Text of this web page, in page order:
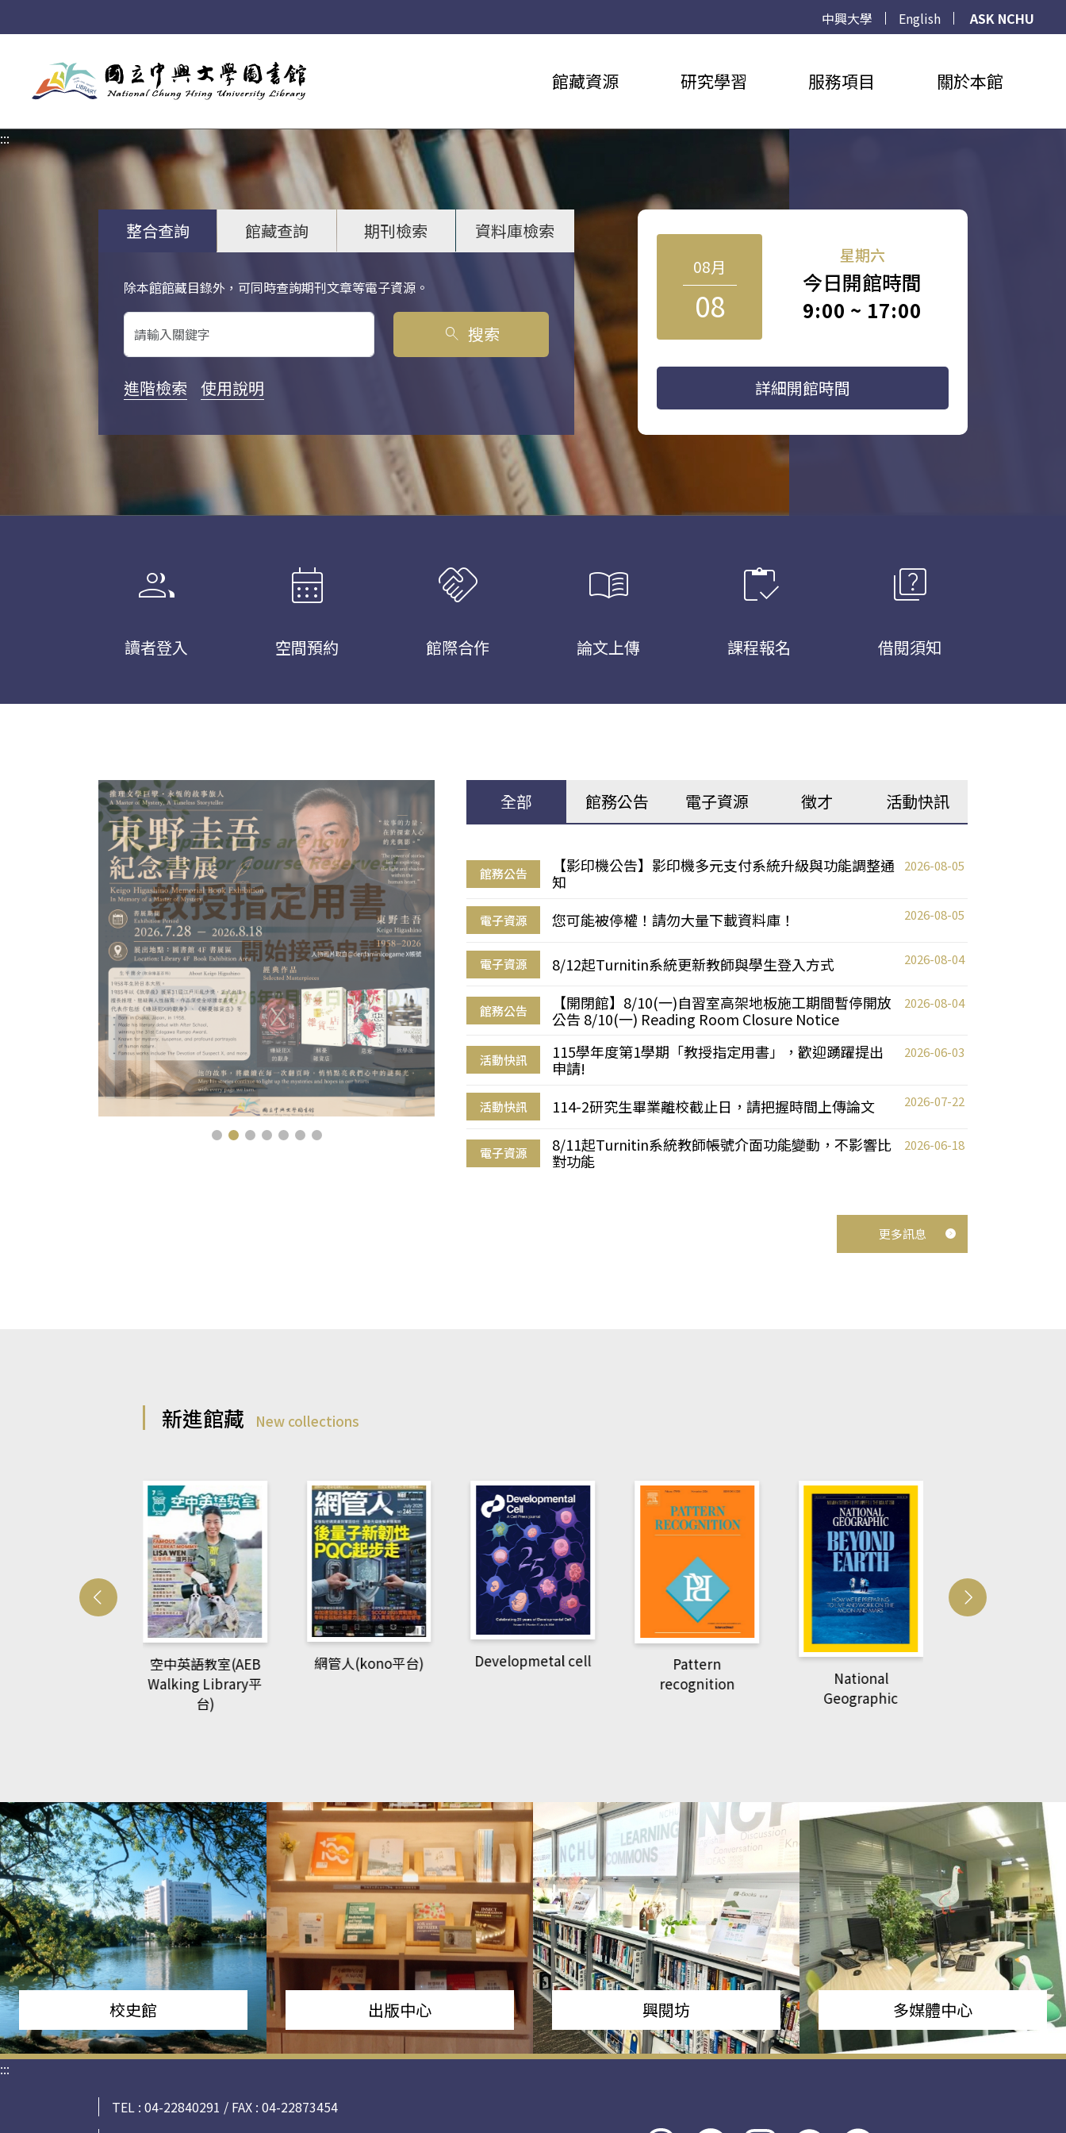
中興大學 English
ASK NCHU
館藏資源 研究學習 服務項目 關於本館
:::
整合查詢 館藏查詢 期刊檢索 資料庫檢索
除本館館藏目錄外，可同時查詢期刊文章等電子資源。
關鍵字搜尋
search 搜索
進階檢索 使用說明
08月
08
星期六
今日開館時間
9:00 ~ 17:00
詳細開館時間
group
讀者登入
calendar_month
空間預約
handshake
館際合作
menu_book
論文上傳
inventory
課程報名
quiz
借閱須知
全部 館務公告 電子資源 徵才 活動快訊
館務公告
【影印機公告】影印機多元支付系統升級與功能調整通
知
2026-08-05
電子資源 您可能被停權！請勿大量下載資料庫！ 2026-08-05
電子資源 8/12起Turnitin系統更新教師與學生登入方式 2026-08-04
館務公告
【開閉館】8/10(一)自習室高架地板施工期間暫停開放
公告 8/10(一) Reading Room Closure Notice
2026-08-04
活動快訊
115學年度第1學期「教授指定用書」，歡迎踴躍提出
申請!
2026-06-03
活動快訊 114-2研究生畢業離校截止日，請把握時間上傳論文 2026-07-22
電子資源
8/11起Turnitin系統教師帳號介面功能變動，不影響比
對功能
2026-06-18
更多訊息
新進館藏 New collections
網管人(kono平台) Developmetal cell
Pattern
National
Geographic
Harvard Business
Review
校史館 出版中心 興閱坊 多媒體中心
:::
TEL : 04-22840291 / FAX : 04-22873454